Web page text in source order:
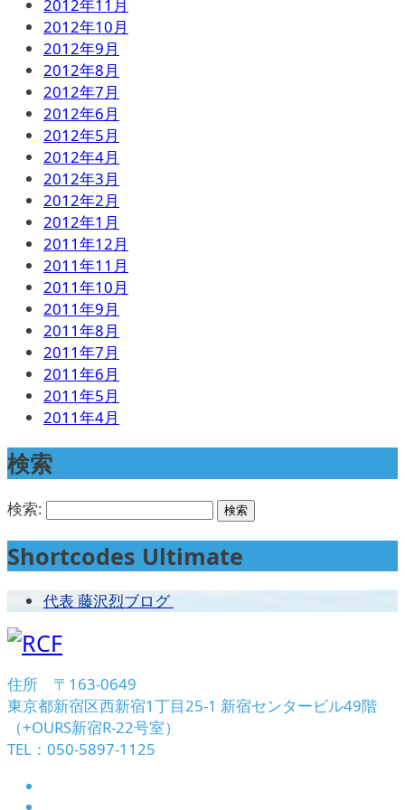
2012年11月
2012年10月
2012年9月
2012年8月
2012年7月
2012年6月
2012年5月
2012年4月
2012年3月
2012年2月
2012年1月
2011年12月
2011年11月
2011年10月
2011年9月
2011年8月
2011年7月
2011年6月
2011年5月
2011年4月
検索
検索:
Shortcodes Ultimate
代表 藤沢烈ブログ
住所 〒163-0649
東京都新宿区西新宿1丁目25-1 新宿センタービル49階
（+OURS新宿R-22号室）
TEL：050-5897-1125